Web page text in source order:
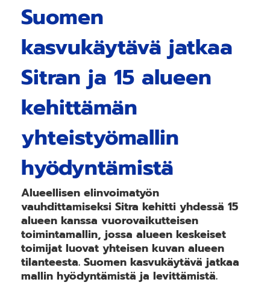
Suomen
kasvukäytävä jatkaa
Sitran ja 15 alueen
kehittämän
yhteistyömallin
hyödyntämistä
Alueellisen elinvoimatyön
vauhdittamiseksi Sitra kehitti yhdessä 15
alueen kanssa vuorovaikutteisen
toimintamallin, jossa alueen keskeiset
toimijat luovat yhteisen kuvan alueen
tilanteesta. Suomen kasvukäytävä jatkaa
mallin hyödyntämistä ja levittämistä.